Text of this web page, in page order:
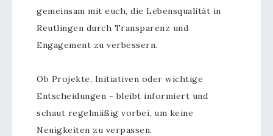
gemeinsam mit euch, die Lebensqualität in
Reutlingen durch Transparenz und
Engagement zu verbessern.
Ob Projekte, Initiativen oder wichtige
Entscheidungen - bleibt informiert und
schaut regelmäßig vorbei, um keine
Neuigkeiten zu verpassen.